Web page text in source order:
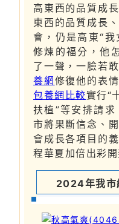
高東西的品質成
東西的品質成長
會，仍是高東“
修煉的福分，他
了一聲，一臉若
養網修復他的表
包養網比較實行“
扶植”等安排請
市將果斷信念、
會成長各項目的
程華夏加倍出彩
2024年我市